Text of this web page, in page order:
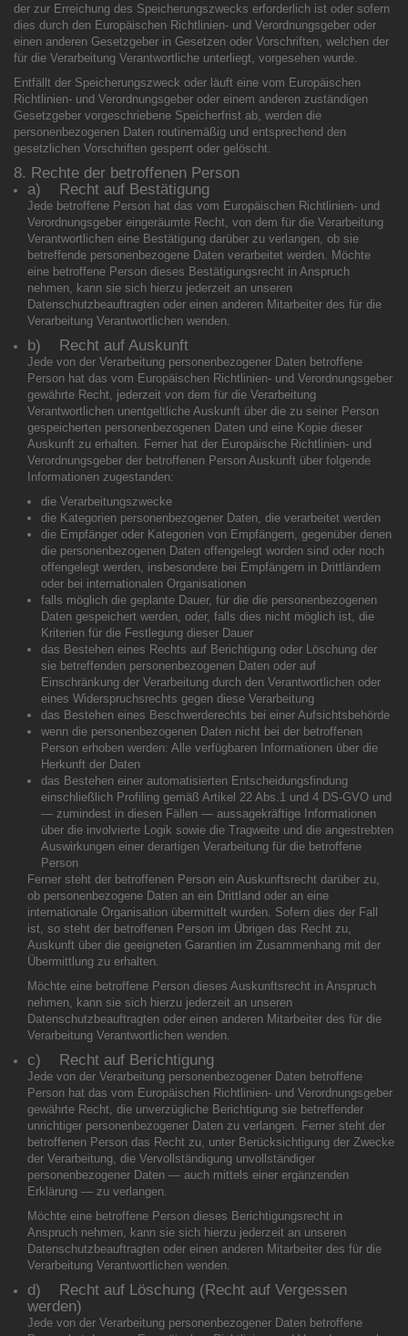
der zur Erreichung des Speicherungszwecks erforderlich ist oder sofern
dies durch den Europäischen Richtlinien- und Verordnungsgeber oder
einen anderen Gesetzgeber in Gesetzen oder Vorschriften, welchen der
für die Verarbeitung Verantwortliche unterliegt, vorgesehen wurde.
Entfällt der Speicherungszweck oder läuft eine vom Europäischen
Richtlinien- und Verordnungsgeber oder einem anderen zuständigen
Gesetzgeber vorgeschriebene Speicherfrist ab, werden die
personenbezogenen Daten routinemäßig und entsprechend den
gesetzlichen Vorschriften gesperrt oder gelöscht.
8. Rechte der betroffenen Person
a) Recht auf Bestätigung
Jede betroffene Person hat das vom Europäischen Richtlinien- und
Verordnungsgeber eingeräumte Recht, von dem für die Verarbeitung
Verantwortlichen eine Bestätigung darüber zu verlangen, ob sie
betreffende personenbezogene Daten verarbeitet werden. Möchte
eine betroffene Person dieses Bestätigungsrecht in Anspruch
nehmen, kann sie sich hierzu jederzeit an unseren
Datenschutzbeauftragten oder einen anderen Mitarbeiter des für die
Verarbeitung Verantwortlichen wenden.
b) Recht auf Auskunft
Jede von der Verarbeitung personenbezogener Daten betroffene
Person hat das vom Europäischen Richtlinien- und Verordnungsgeber
gewährte Recht, jederzeit von dem für die Verarbeitung
Verantwortlichen unentgeltliche Auskunft über die zu seiner Person
gespeicherten personenbezogenen Daten und eine Kopie dieser
Auskunft zu erhalten. Ferner hat der Europäische Richtlinien- und
Verordnungsgeber der betroffenen Person Auskunft über folgende
Informationen zugestanden:
die Verarbeitungszwecke
die Kategorien personenbezogener Daten, die verarbeitet werden
die Empfänger oder Kategorien von Empfängern, gegenüber denen
die personenbezogenen Daten offengelegt worden sind oder noch
offengelegt werden, insbesondere bei Empfängern in Drittländern
oder bei internationalen Organisationen
falls möglich die geplante Dauer, für die die personenbezogenen
Daten gespeichert werden, oder, falls dies nicht möglich ist, die
Kriterien für die Festlegung dieser Dauer
das Bestehen eines Rechts auf Berichtigung oder Löschung der
sie betreffenden personenbezogenen Daten oder auf
Einschränkung der Verarbeitung durch den Verantwortlichen oder
eines Widerspruchsrechts gegen diese Verarbeitung
das Bestehen eines Beschwerderechts bei einer Aufsichtsbehörde
wenn die personenbezogenen Daten nicht bei der betroffenen
Person erhoben werden: Alle verfügbaren Informationen über die
Herkunft der Daten
das Bestehen einer automatisierten Entscheidungsfindung
einschließlich Profiling gemäß Artikel 22 Abs.1 und 4 DS-GVO und
— zumindest in diesen Fällen — aussagekräftige Informationen
über die involvierte Logik sowie die Tragweite und die angestrebten
Auswirkungen einer derartigen Verarbeitung für die betroffene
Person
Ferner steht der betroffenen Person ein Auskunftsrecht darüber zu,
ob personenbezogene Daten an ein Drittland oder an eine
internationale Organisation übermittelt wurden. Sofern dies der Fall
ist, so steht der betroffenen Person im Übrigen das Recht zu,
Auskunft über die geeigneten Garantien im Zusammenhang mit der
Übermittlung zu erhalten.
Möchte eine betroffene Person dieses Auskunftsrecht in Anspruch
nehmen, kann sie sich hierzu jederzeit an unseren
Datenschutzbeauftragten oder einen anderen Mitarbeiter des für die
Verarbeitung Verantwortlichen wenden.
c) Recht auf Berichtigung
Jede von der Verarbeitung personenbezogener Daten betroffene
Person hat das vom Europäischen Richtlinien- und Verordnungsgeber
gewährte Recht, die unverzügliche Berichtigung sie betreffender
unrichtiger personenbezogener Daten zu verlangen. Ferner steht der
betroffenen Person das Recht zu, unter Berücksichtigung der Zwecke
der Verarbeitung, die Vervollständigung unvollständiger
personenbezogener Daten — auch mittels einer ergänzenden
Erklärung — zu verlangen.
Möchte eine betroffene Person dieses Berichtigungsrecht in
Anspruch nehmen, kann sie sich hierzu jederzeit an unseren
Datenschutzbeauftragten oder einen anderen Mitarbeiter des für die
Verarbeitung Verantwortlichen wenden.
d) Recht auf Löschung (Recht auf Vergessen
werden)
Jede von der Verarbeitung personenbezogener Daten betroffene